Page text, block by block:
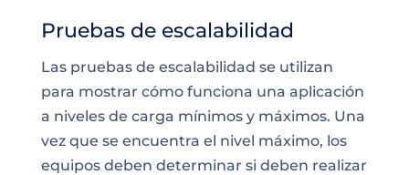
Pruebas de escalabilidad
Las pruebas de escalabilidad se utilizan
para mostrar cómo funciona una aplicación
a niveles de carga mínimos y máximos. Una
vez que se encuentra el nivel máximo, los
equipos deben determinar si deben realizar